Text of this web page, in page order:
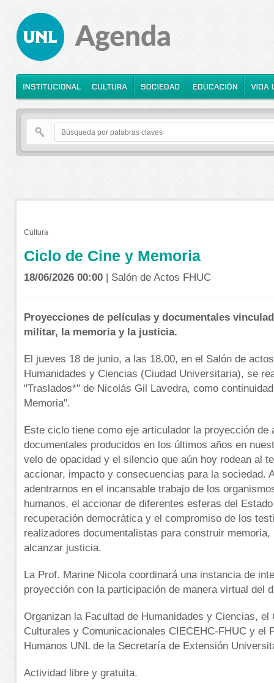
Cultura
Ciclo de Cine y Memoria
18/06/2026 00:00 | Salón de Actos FHUC
Proyecciones de películas y documentales
militar, la memoria y la justicia.
El jueves 18 de junio, a las 18.00, en el Salón de
Humanidades y Ciencias (Ciudad Universitaria), se
"Traslados*" de Nicolás Gil Lavedra, como
Memoria".
Este ciclo tiene como eje articulador la proyección de
documentales producidos en los últimos años en
velo de opacidad y el silencio que aún hoy rodean al
accionar, impacto y consecuencias para la sociedad.
adentrarnos en el incansable trabajo de los
humanos, el accionar de diferentes esferas del
recuperación democrática y el compromiso de los
realizadores documentalistas para construir
alcanzar justicia.
La Prof. Marine Nicola coordinará una instancia de
proyección con la participación de manera virtual del
Organizan la Facultad de Humanidades y Ciencias, el
Culturales y Comunicacionales CIECEHC-FHUC y el
Humanos UNL de la Secretaría de Extensión
Actividad libre y gratuita.